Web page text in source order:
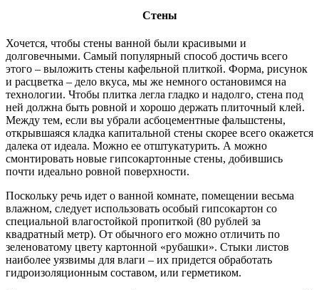
Стены
Хочется, чтобы стены ванной были красивыми и
долговечными. Самый популярный способ достичь всего
этого – выложить стены кафельной плиткой. Форма, рисунок
и расцветка – дело вкуса, мы же немного остановимся на
технологии. Чтобы плитка легла гладко и надолго, стена под
ней должна быть ровной и хорошо держать плиточный клей.
Между тем, если вы убрали асбоцементные фальшстены,
открывшаяся кладка капитальной стены скорее всего окажется
далека от идеала. Можно ее отштукатурить. А можно
смонтировать новые гипсокартонные стены, добившись
почти идеально ровной поверхности.
Поскольку речь идет о ванной комнате, помещении весьма
влажном, следует использовать особый гипсокартон со
специальной влагостойкой пропиткой (80 рублей за
квадратный метр). От обычного его можно отличить по
зеленоватому цвету картонной «рубашки». Стыки листов
наиболее уязвимы для влаги – их придется обработать
гидроизоляционным составом, или герметиком.